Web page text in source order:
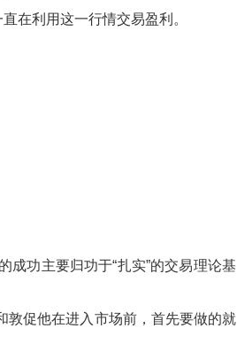
在利用这一行情交易盈利。
成功主要归功于“扎实”的交易理论基
敦促他在进入市场前，首先要做的就